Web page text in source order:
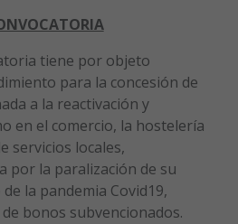
tiene por objeto
para la concesión de
a la reactivación y
en el comercio, la hostelería
servicios locales,
por la paralización de su
la pandemia Covid19,
bonos subvencionados.